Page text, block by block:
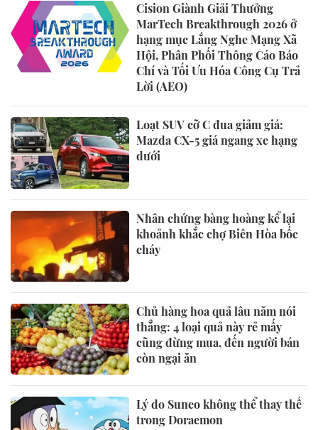
Cision Giành Giải Thưởng
MarTech Breakthrough 2026 ở
hạng mục Lắng Nghe Mạng Xã
Hội, Phân Phối Thông Cáo Báo
Chí và Tối Ưu Hóa Công Cụ Trả
Lời (AEO)
Loạt SUV cỡ C đua giảm giá:
Mazda CX-5 giá ngang xe hạng
dưới
Nhân chứng bàng hoàng kể lại
khoảnh khắc chợ Biên Hòa bốc
cháy
Chủ hàng hoa quả lâu năm nói
thẳng: 4 loại quả này rẻ mấy
cũng đừng mua, đến người bán
còn ngại ăn
Lý do Suneo không thể thay thế
trong Doraemon